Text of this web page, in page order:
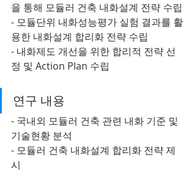
을 통해 모듈러 건축 내화설계 전략 수립
- 모듈단위 내화성능평가 실험 결과를 활
용한 내화설계 합리화 전략 수립
- 내화제도 개선을 위한 합리적 전략 선
정 및 Action Plan 수립
연구 내용
- 국내외 모듈러 건축 관련 내화 기준 및
기술현황 분석
- 모듈러 건축 내화설계 합리화 전략 제
시